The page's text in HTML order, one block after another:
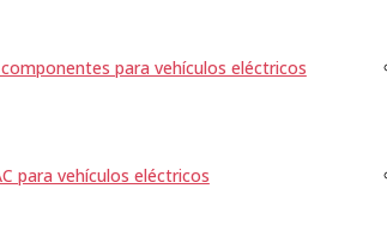
para vehículos eléctricos
para vehículos eléctricos